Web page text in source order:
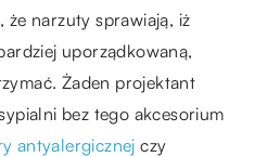
że narzuty sprawiają, iż
uporządkowaną,
Żaden projektant
bez tego akcesorium
antyalergicznej czy